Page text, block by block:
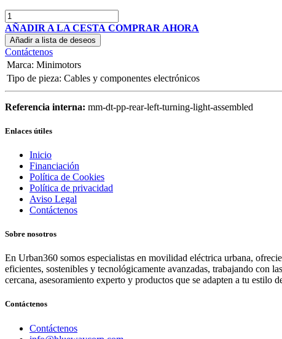
AÑADIR A LA CESTA COMPRAR AHORA
Añadir a lista de deseos
Contáctenos
Marca: Minimotors
Tipo de pieza: Cables y componentes electrónicos
Referencia interna: mm-dt-pp-rear-left-turning-light-assembled
Enlaces útiles
Inicio
Financiación
Política de Cookies
Política de privacidad
Aviso Legal
Contáctenos
Sobre nosotros
En Urban360 somos especialistas en movilidad eléctrica urbana,
eficientes, sostenibles y tecnológicamente avanzadas, trabajando con
cercana, asesoramiento experto y productos que se adapten a tu estilo
Contáctenos
Contáctenos